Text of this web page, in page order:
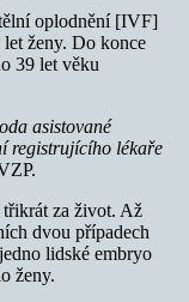
oplodnění [IVF]
ženy. Do konce
39 let věku
asistované
registrujícího lékaře
za život. Až
dvou případech
lidské embryo
ženy.